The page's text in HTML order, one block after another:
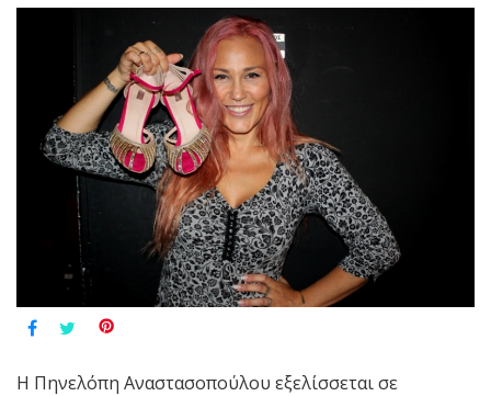
Η Πηνελόπη Αναστασοπούλου εξελίσσεται σε